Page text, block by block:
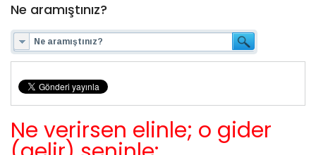
Ne aramıştınız?
Ne verirsen elinle; o gider